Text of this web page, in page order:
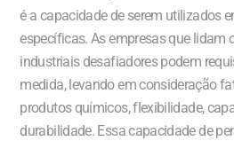
é a capacidade de serem utilizados
específicas. As empresas que lidam
industriais desafiadores podem
medida, levando em consideração
produtos químicos, flexibilidade,
durabilidade. Essa capacidade de